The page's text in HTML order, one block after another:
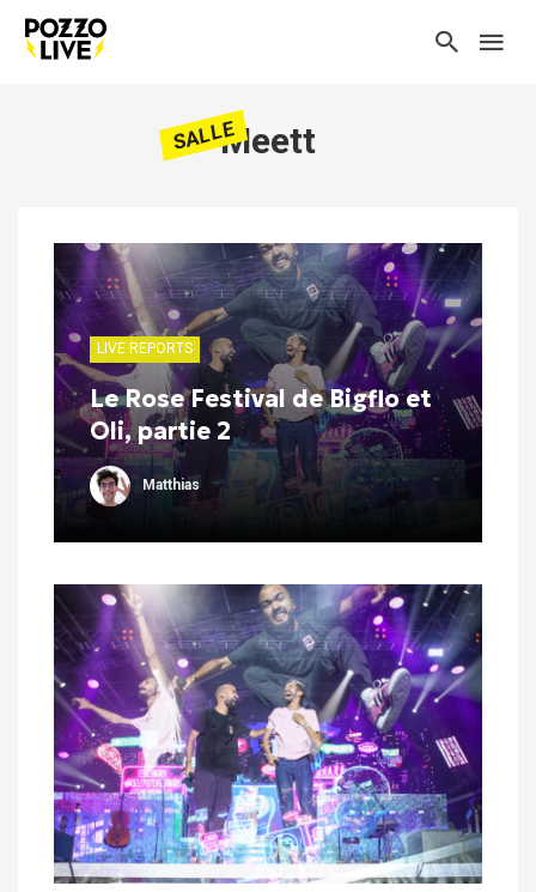
SALLEMeett
LIVE REPORTS
Le Rose Festival de Bigflo et
Oli, partie 2
Matthias